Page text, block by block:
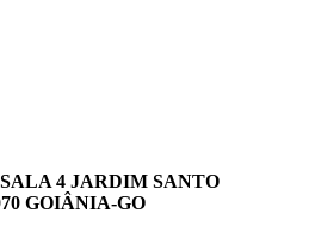
4 JARDIM SANTO
GOIÂNIA-GO